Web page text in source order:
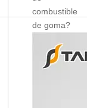
combustible
de goma?